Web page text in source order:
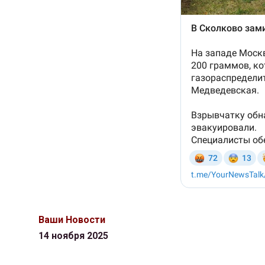
Ваши Новости
14 ноября 2025